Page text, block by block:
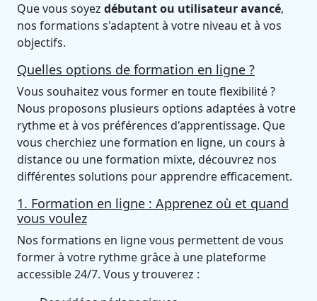
Que vous soyez débutant ou utilisateur avancé,
nos formations s'adaptent à votre niveau et à vos
objectifs.
Quelles options de formation en ligne ?
Vous souhaitez vous former en toute flexibilité ?
Nous proposons plusieurs options adaptées à votre
rythme et à vos préférences d'apprentissage. Que
vous cherchiez une formation en ligne, un cours à
distance ou une formation mixte, découvrez nos
différentes solutions pour apprendre efficacement.
1. Formation en ligne : Apprenez où et quand
vous voulez
Nos formations en ligne vous permettent de vous
former à votre rythme grâce à une plateforme
accessible 24/7. Vous y trouverez :